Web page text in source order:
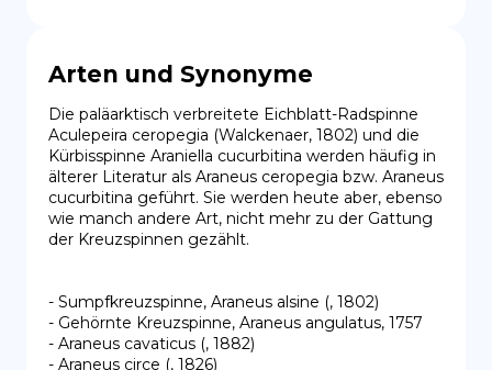
Arten und Synonyme
Die paläarktisch verbreitete Eichblatt-Radspinne
Aculepeira ceropegia (Walckenaer, 1802) und die
Kürbisspinne Araniella cucurbitina werden häufig in
älterer Literatur als Araneus ceropegia bzw. Araneus
cucurbitina geführt. Sie werden heute aber, ebenso
wie manch andere Art, nicht mehr zu der Gattung
der Kreuzspinnen gezählt.
- Sumpfkreuzspinne, Araneus alsine (, 1802)
- Gehörnte Kreuzspinne, Araneus angulatus, 1757
- Araneus cavaticus (, 1882)
- Araneus circe (, 1826)